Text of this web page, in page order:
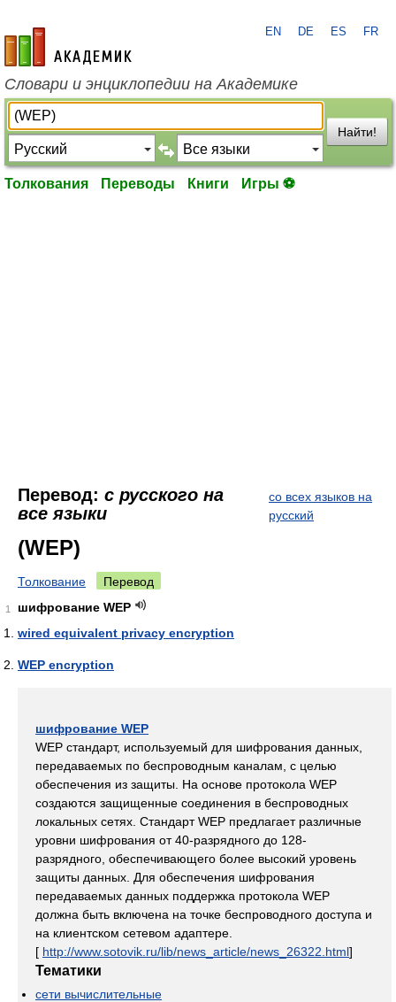
academic.ru
EN DE ES FR
Словари и энциклопедии на Академике
Найти!
Толкования Переводы Книги Игры ⚽
Перевод: с русского на
все языки
со всех языков на
русский
(WEP)
Толкование Перевод
1
шифрование WEP
wired equivalent privacy encryption
WEP encryption
шифрование WEP
WEP стандарт, используемый для шифрования данных,
передаваемых по беспроводным каналам, с целью
обеспечения из защиты. На основе протокола WEP
создаются защищенные соединения в беспроводных
локальных сетях. Стандарт WEP предлагает различные
уровни шифрования от 40-разрядного до 128-
разрядного, обеспечивающего более высокий уровень
защиты данных. Для обеспечения шифрования
передаваемых данных поддержка протокола WEP
должна быть включена на точке беспроводного доступа и
на клиентском сетевом адаптере.
[ http://www.sotovik.ru/lib/news_article/news_26322.html]
Тематики
сети вычислительные